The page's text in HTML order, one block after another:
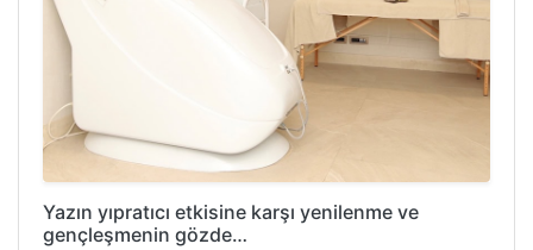
Yazın yıpratıcı etkisine karşı yenilenme ve
gençleşmenin gözde…